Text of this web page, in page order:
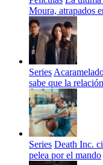
Moura, atrapados
Series
sabe que la
Series Death Inc.
pelea por el mando